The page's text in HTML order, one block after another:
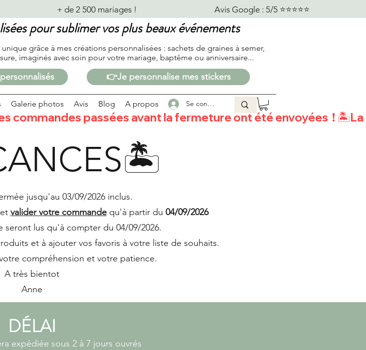
+ de 2 500 mariages !
pour sublimer vos plus beaux événements
grâce à mes créations personnalisées : sachets de graines à semer,
imaginés avec soin pour votre mariage, baptême ou anniversaire...
👉Je personnalise mes stickers
Galerie photos Avis Blog A propos Se connecter
passées avant la fermeture ont été envoyées  !
jusqu'au 03/09/2026 inclus.
valider votre commandequ'à partir du 04/09/2026
seront lus qu'à compter du 04/09/2026.
et à ajouter vos favoris à votre liste de souhaits.​
compréhension et votre patience.
A très bientot
Anne
DÉLAI
expédiée sous 2 à 7 jours ouvrés